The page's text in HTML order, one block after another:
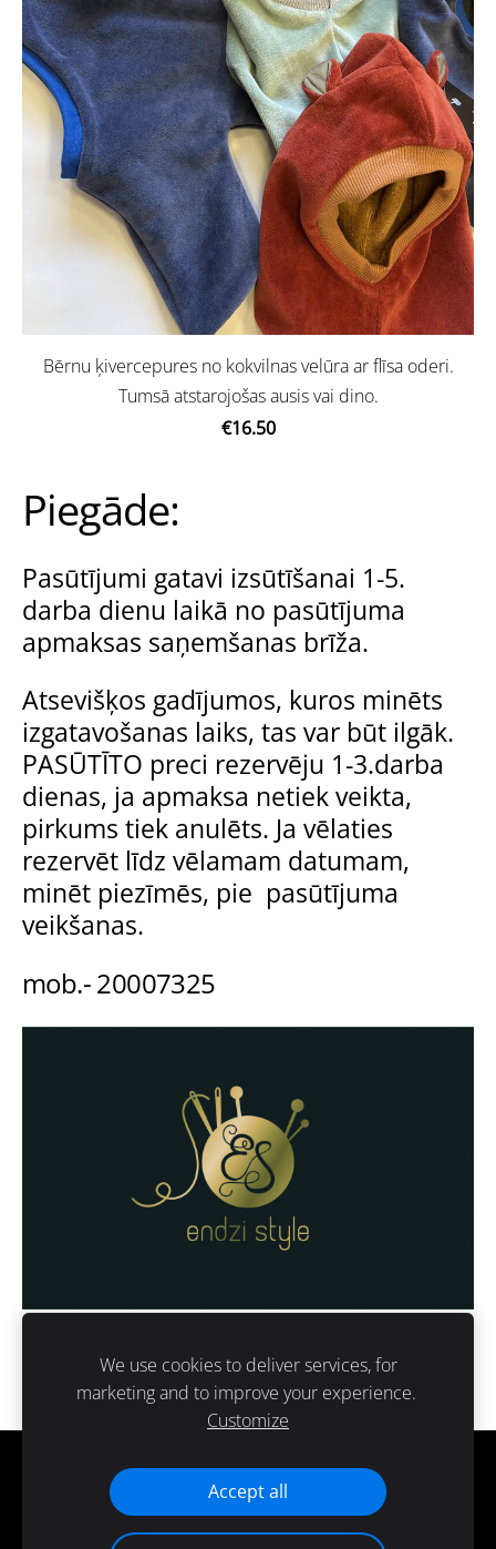
Piegāde:
Pasūtījumi gatavi izsūtīšanai 1-5.
darba dienu laikā no pasūtījuma
apmaksas saņemšanas brīža.
Atsevišķos gadījumos, kuros minēts
izgatavošanas laiks, tas var būt ilgāk.
PASŪTĪTO preci rezervēju 1-3.darba
dienas, ja apmaksa netiek veikta,
pirkums tiek anulēts. Ja vēlaties
rezervēt līdz vēlamam datumam,
minēt piezīmēs, pie pasūtījuma
veikšanas.
mob.- 20007325
Bērnu ķivercepures no kokvilnas velūra ar flīsa oderi.
Tumsā atstarojošas ausis vai dino.
€16.50
Cookies
We use cookies to deliver services, for
marketing and to improve your experience.
Customize
Accept all